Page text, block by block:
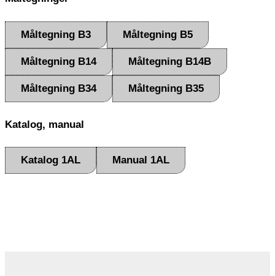
Måltegning B3 Måltegning B5
Måltegning B14 Måltegning B14B
Måltegning B34 Måltegning B35
Katalog, manual
Katalog 1AL Manual 1AL